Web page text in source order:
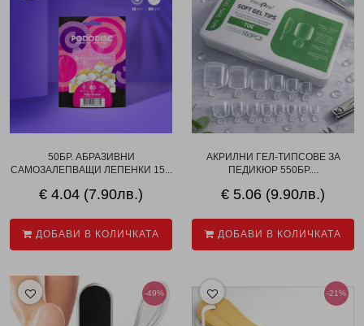
50БР. АБРАЗИВНИ
САМОЗАЛЕПВАЩИ ЛЕПЕНКИ 15...
€ 4.04 (7.90лв.)
ДОБАВИ В КОЛИЧКАТА
АКРИЛНИ ГЕЛ-ТИПСОВЕ ЗА
ПЕДИКЮР 550БР....
€ 5.06 (9.90лв.)
ДОБАВИ В КОЛИЧКАТА
-49% -21%